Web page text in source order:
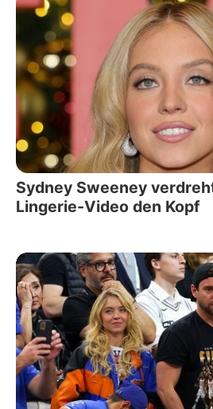
Sydney Sweeney
Lingerie-Video den Kopf